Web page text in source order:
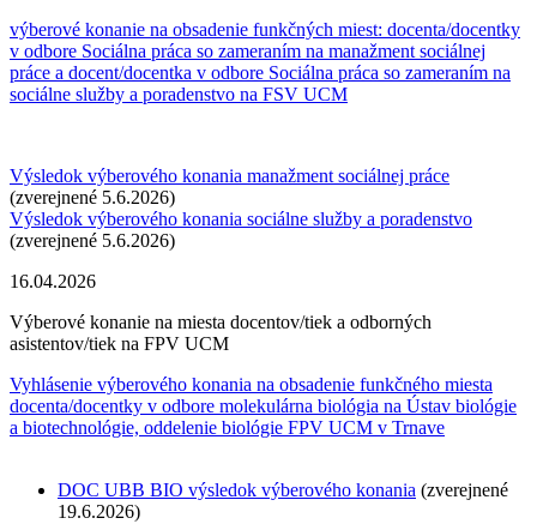
výberové konanie na obsadenie funkčných miest: docenta/docentky
v odbore Sociálna práca so zameraním na manažment sociálnej
práce a docent/docentka v odbore Sociálna práca so zameraním na
sociálne služby a poradenstvo na FSV UCM
Výsledok výberového konania manažment sociálnej práce
(zverejnené 5.6.2026)
​​​​​​​Výsledok výberového konania sociálne služby a poradenstvo
(zverejnené 5.6.2026)
16.04.2026
Výberové konanie na miesta docentov/tiek a odborných
asistentov/tiek na FPV UCM
Vyhlásenie výberového konania na obsadenie funkčného miesta
docenta/docentky v odbore molekulárna biológia na Ústav biológie
a biotechnológie, oddelenie biológie FPV UCM v Trnave
DOC UBB BIO výsledok výberového konania (zverejnené
19.6.2026)